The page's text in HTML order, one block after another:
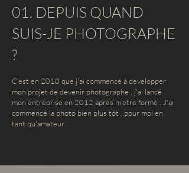
01. DEPUIS QUAND
SUIS-JE PHOTOGRAPHE
?
C’est en 2010 que j'ai commencé à developper
mon projet de devenir photographe , j'ai lancé
mon entreprise en 2012 après m'etre formé . J'ai
commencé la photo bien plus tôt , pour moi en
tant qu'amateur .